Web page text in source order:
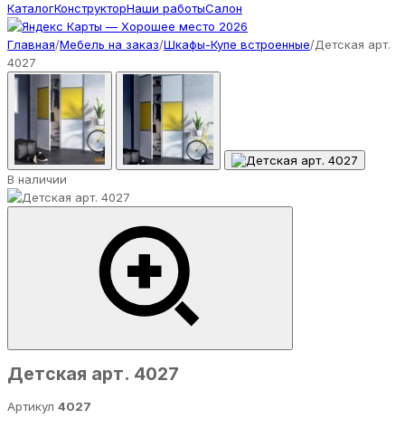
КаталогКонструкторНаши работыСалон
Главная/Мебель на заказ/Шкафы-Купе встроенные/Детская арт.
4027
В наличии
Детская арт. 4027
Артикул 4027